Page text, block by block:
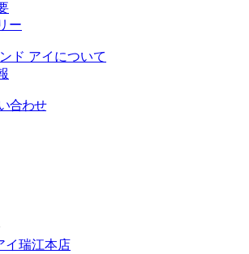
ー
ド アイについて
合わせ
イ瑞江本店